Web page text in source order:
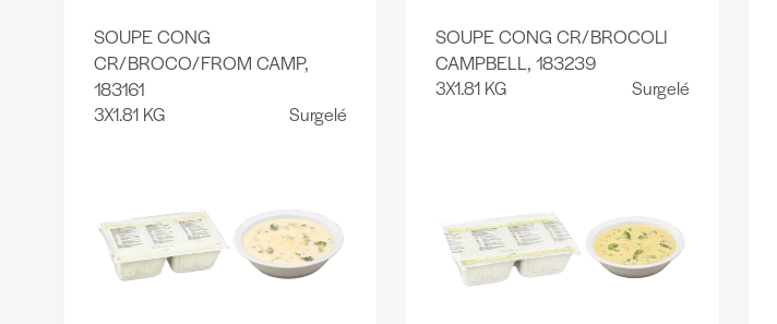
SOUPE CONG
CR/BROCO/FROM CAMP,
183161
3X1.81 KG Surgelé
SOUPE CONG CR/BROCOLI
CAMPBELL, 183239
3X1.81 KG Surgelé